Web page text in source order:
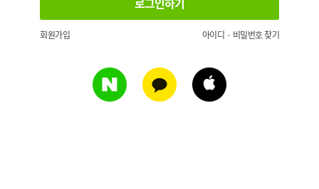
회원가입 아이디 · 비밀번호 찾기